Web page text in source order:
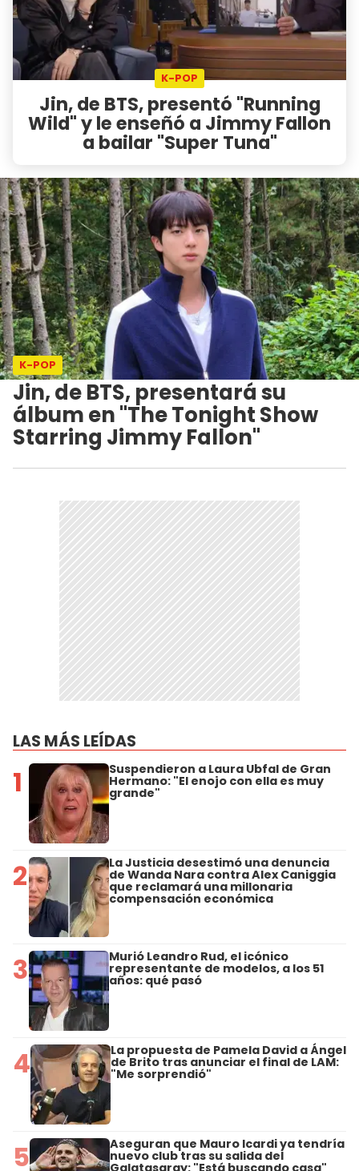
K-POP
Jin, de BTS, presentó "Running
Wild" y le enseñó a Jimmy Fallon
a bailar "Super Tuna"
K-POP
Jin, de BTS, presentará su
álbum en "The Tonight Show
Starring Jimmy Fallon"
LAS MÁS LEÍDAS
1 Suspendieron a Laura Ubfal de Gran
Hermano: "El enojo con ella es muy
grande"
2 La Justicia desestimó una denuncia
de Wanda Nara contra Alex Caniggia
que reclamará una millonaria
compensación económica
3 Murió Leandro Rud, el icónico
representante de modelos, a los 51
años: qué pasó
4 La propuesta de Pamela David a Ángel
de Brito tras anunciar el final de LAM:
"Me sorprendió"
5 Aseguran que Mauro Icardi ya tendría
nuevo club tras su salida del